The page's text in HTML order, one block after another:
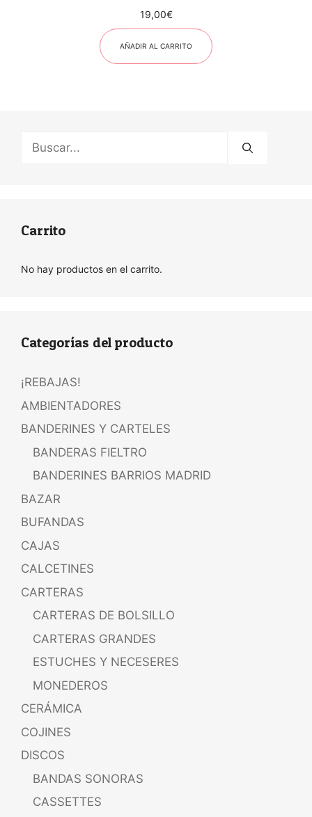
19,00€
AÑADIR AL CARRITO
Buscar:
Carrito
No hay productos en el carrito.
Categorías del producto
¡REBAJAS!
AMBIENTADORES
BANDERINES Y CARTELES
BANDERAS FIELTRO
BANDERINES BARRIOS MADRID
BAZAR
BUFANDAS
CAJAS
CALCETINES
CARTERAS
CARTERAS DE BOLSILLO
CARTERAS GRANDES
ESTUCHES Y NECESERES
MONEDEROS
CERÁMICA
COJINES
DISCOS
BANDAS SONORAS
CASSETTES